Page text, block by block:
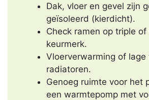
Dak, vloer en gevel zijn
geïsoleerd (kierdicht).
Check ramen op triple of
keurmerk.
Vloerverwarming of
radiatoren.
Genoeg ruimte voor het
een warmtepomp met